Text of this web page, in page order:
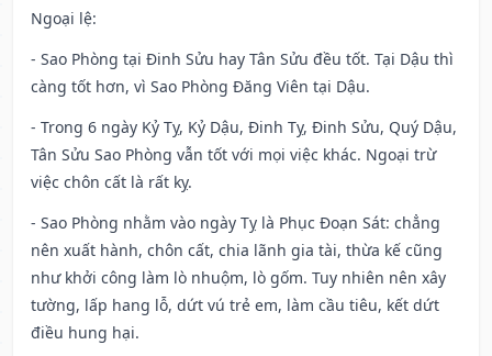
Ngoại lệ:
- Sao Phòng tại Đinh Sửu hay Tân Sửu đều tốt. Tại Dậu thì
càng tốt hơn, vì Sao Phòng Đăng Viên tại Dậu.
- Trong 6 ngày Kỷ Tỵ, Kỷ Dậu, Đinh Tỵ, Đinh Sửu, Quý Dậu,
Tân Sửu Sao Phòng vẫn tốt với mọi việc khác. Ngoại trừ
việc chôn cất là rất kỵ.
- Sao Phòng nhằm vào ngày Tỵ là Phục Đoạn Sát: chẳng
nên xuất hành, chôn cất, chia lãnh gia tài, thừa kế cũng
như khởi công làm lò nhuộm, lò gốm. Tuy nhiên nên xây
tường, lấp hang lỗ, dứt vú trẻ em, làm cầu tiêu, kết dứt
điều hung hại.